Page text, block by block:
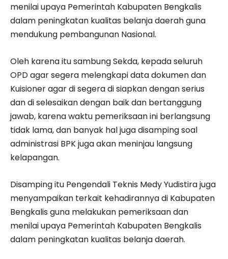
menilai upaya Pemerintah Kabupaten Bengkalis
dalam peningkatan kualitas belanja daerah guna
mendukung pembangunan Nasional.
Oleh karena itu sambung Sekda, kepada seluruh
OPD agar segera melengkapi data dokumen dan
Kuisioner agar di segera di siapkan dengan serius
dan di selesaikan dengan baik dan bertanggung
jawab, karena waktu pemeriksaan ini berlangsung
tidak lama, dan banyak hal juga disamping soal
administrasi BPK juga akan meninjau langsung
kelapangan.
Disamping itu Pengendali Teknis Medy Yudistira juga
menyampaikan terkait kehadirannya di Kabupaten
Bengkalis guna melakukan pemeriksaan dan
menilai upaya Pemerintah Kabupaten Bengkalis
dalam peningkatan kualitas belanja daerah.